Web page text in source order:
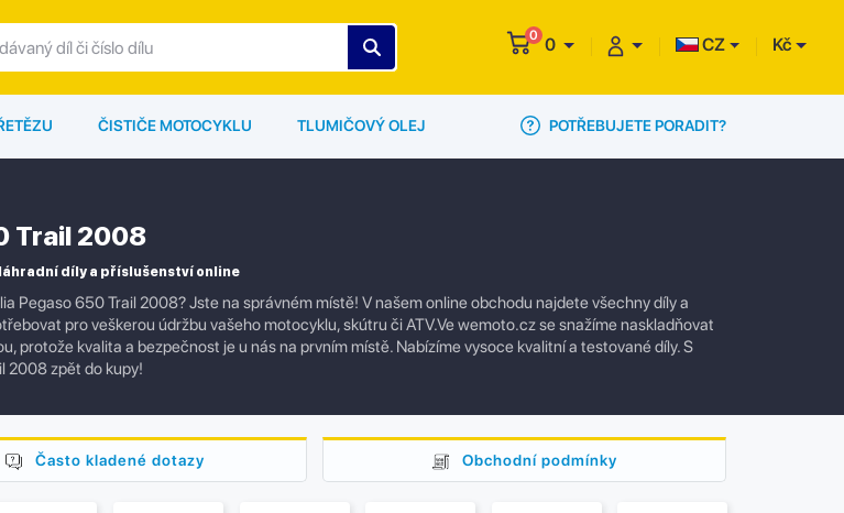
0 0 CZ Kč
ČISTIČE MOTOCYKLU TLUMIČOVÝ OLEJ POTŘEBUJETE PORADIT?
Trail 2008
díly a příslušenství online
Pegaso 650 Trail 2008? Jste na správném místě! V našem online obchodu najdete všechny díly a
pro veškerou údržbu vašeho motocyklu, skútru či ATV.Ve wemoto.cz se snažíme naskladňovat
protože kvalita a bezpečnost je u nás na prvním místě. Nabízíme vysoce kvalitní a testované díly. S
2008 zpět do kupy!
Často kladené dotazy Obchodní podmínky